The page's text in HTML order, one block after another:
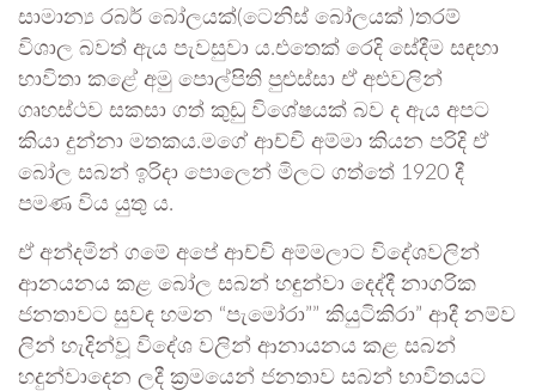
සාමාන්‍ය රබර් බෝලයක්(ටෙනිස් බෝලයක් )තරම්
විශාල බවත් ඇය පැවසුවා ය.එතෙක් රෙදි සේදීම සඳහා
භාවිතා කළේ අමු පොල්පිති පුළුස්සා ඒ අළුවලින්
ගෘහස්ථව සකසා ගත් කුඩු විශේෂයක් බව ද ඇය අපට
කියා දුන්නා මතකය.මගේ ආච්චි අම්මා කියන පරිදි ඒ
බෝල සබන් ඉරිදා පොලෙන් මිලට ගත්තේ 1920 දී
පමණ විය යුතු ය.
ඒ අන්දමින් ගමේ අපේ ආච්චි අම්මලාට විදේශවලින්
ආනයනය කළ බෝල සබන් හඳුන්වා දෙද්දී නාගරික
ජනතාවට සුවඳ හමන “පැමෝරා”” කියුටිකිරා” ආදී නම්ව
ලින් හැදින්වූ විදේශ වලින් ආනායනය කළ සබන්
හදුන්වාදෙන ලදී ක්‍රමයෙන් ජනතාව සබන් භාවිතයට